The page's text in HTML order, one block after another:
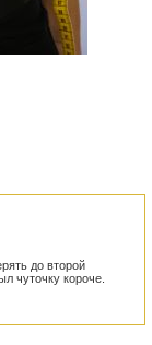
до второй
чуточку короче.